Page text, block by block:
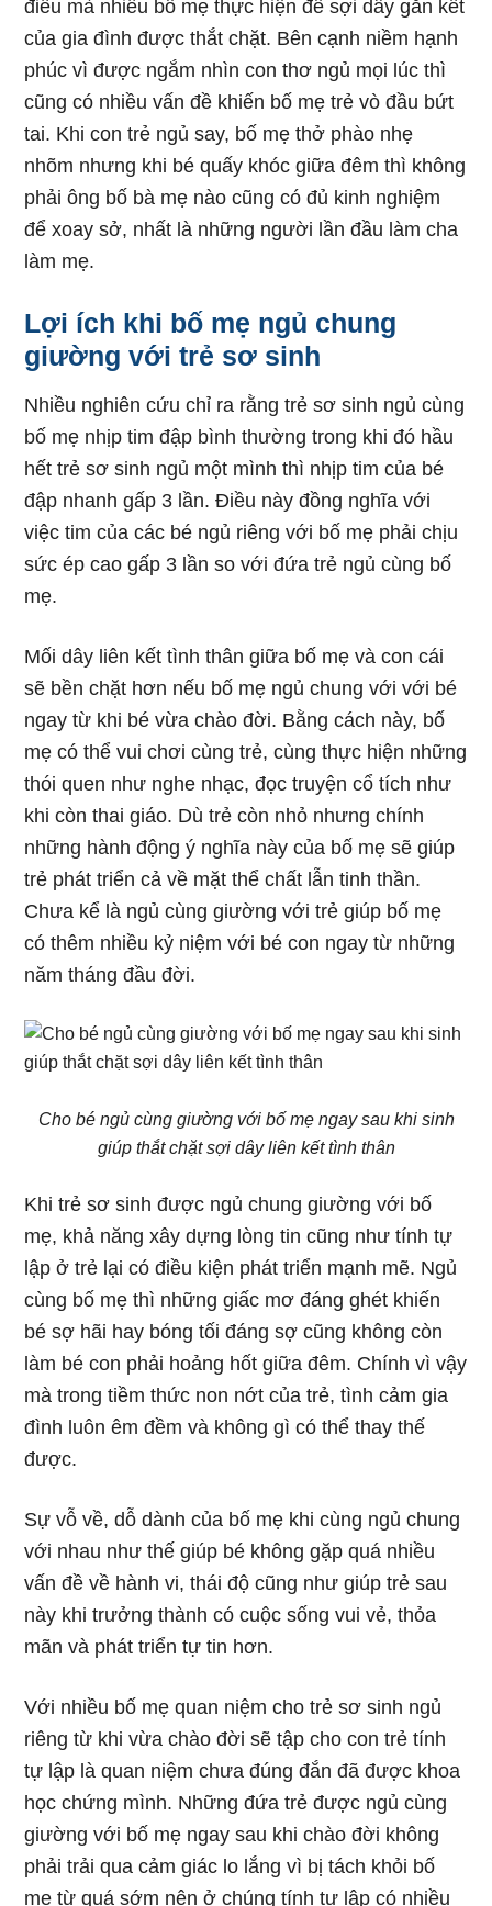
điều mà nhiều bố mẹ thực hiện để sợi dây gắn kết
của gia đình được thắt chặt. Bên cạnh niềm hạnh
phúc vì được ngắm nhìn con thơ ngủ mọi lúc thì
cũng có nhiều vấn đề khiến bố mẹ trẻ vò đầu bứt
tai. Khi con trẻ ngủ say, bố mẹ thở phào nhẹ
nhõm nhưng khi bé quấy khóc giữa đêm thì không
phải ông bố bà mẹ nào cũng có đủ kinh nghiệm
để xoay sở, nhất là những người lần đầu làm cha
làm mẹ.
Lợi ích khi bố mẹ ngủ chung
giường với trẻ sơ sinh
Nhiều nghiên cứu chỉ ra rằng trẻ sơ sinh ngủ cùng
bố mẹ nhịp tim đập bình thường trong khi đó hầu
hết trẻ sơ sinh ngủ một mình thì nhịp tim của bé
đập nhanh gấp 3 lần. Điều này đồng nghĩa với
việc tim của các bé ngủ riêng với bố mẹ phải chịu
sức ép cao gấp 3 lần so với đứa trẻ ngủ cùng bố
mẹ.
Mối dây liên kết tình thân giữa bố mẹ và con cái
sẽ bền chặt hơn nếu bố mẹ ngủ chung với với bé
ngay từ khi bé vừa chào đời. Bằng cách này, bố
mẹ có thể vui chơi cùng trẻ, cùng thực hiện những
thói quen như nghe nhạc, đọc truyện cổ tích như
khi còn thai giáo. Dù trẻ còn nhỏ nhưng chính
những hành động ý nghĩa này của bố mẹ sẽ giúp
trẻ phát triển cả về mặt thể chất lẫn tinh thần.
Chưa kể là ngủ cùng giường với trẻ giúp bố mẹ
có thêm nhiều kỷ niệm với bé con ngay từ những
năm tháng đầu đời.
Cho bé ngủ cùng giường với bố mẹ ngay sau khi sinh
giúp thắt chặt sợi dây liên kết tình thân
Khi trẻ sơ sinh được ngủ chung giường với bố
mẹ, khả năng xây dựng lòng tin cũng như tính tự
lập ở trẻ lại có điều kiện phát triển mạnh mẽ. Ngủ
cùng bố mẹ thì những giấc mơ đáng ghét khiến
bé sợ hãi hay bóng tối đáng sợ cũng không còn
làm bé con phải hoảng hốt giữa đêm. Chính vì vậy
mà trong tiềm thức non nớt của trẻ, tình cảm gia
đình luôn êm đềm và không gì có thể thay thế
được.
Sự vỗ về, dỗ dành của bố mẹ khi cùng ngủ chung
với nhau như thế giúp bé không gặp quá nhiều
vấn đề về hành vi, thái độ cũng như giúp trẻ sau
này khi trưởng thành có cuộc sống vui vẻ, thỏa
mãn và phát triển tự tin hơn.
Với nhiều bố mẹ quan niệm cho trẻ sơ sinh ngủ
riêng từ khi vừa chào đời sẽ tập cho con trẻ tính
tự lập là quan niệm chưa đúng đắn đã được khoa
học chứng mình. Những đứa trẻ được ngủ cùng
giường với bố mẹ ngay sau khi chào đời không
phải trải qua cảm giác lo lắng vì bị tách khỏi bố
mẹ từ quá sớm nên ở chúng tính tự lập có nhiều